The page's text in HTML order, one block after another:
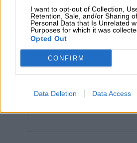
I want to opt-out of Collection,
Retention, Sale, and/or Sharing
Personal Data that Is Unrelated
Purposes for which it was
Opted Out
CONFIRM
Data Deletion Data Access
WIADOMOŚĆ